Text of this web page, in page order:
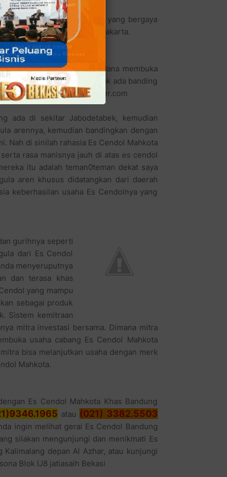
nama
suka. dengan nama yang bergaya
cabang 5 tempat di Jakarta.
Toto dan sang istri, Nana membuka
memiliki tekstur gula tak ada banding
kepada kelanakuliner.com
ada di sekitar Jabodetabek, kemudian
arennya, kemudian bandingkan dengan
Nah di sinilah rahasia Es Cendol Mahkota
rasa manisnya jauh di atas es cendol
itu adalah teman0teman dekat saya
aren khusus didatangkan dari daerah
keberhasilan usaha Es Cendolnya yang
gurihnya seperti
dari Es Cendol
menyeruputnya
dan terasa khas
yang mampu
sebagai produk
Sistem kemitraan
mitra investasi bersama. Dimana mitra
usaha cabang Es Cendol Mahkota
bisa melanjutkan usaha dengan merk
Mahkota.
Es Cendol Mahkota Khas Bandung
atau (021) 3382.5503
ingin melihat gerai Es Cendol Bandung
silakan mengunjungi dan menikmati Es
Kalimalang depan Al Azhar, atau kunjungi
Blok IJ8 jatiasaih Bekasi